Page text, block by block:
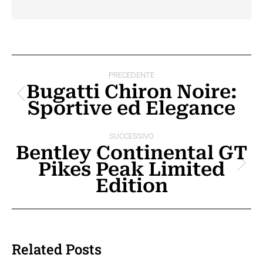
tra
PRECEDENTE
Post
precedente:
Bugatti Chiron Noire:
Sportive ed Elegance
SUCCESSIVO
Prossimo
post:
Bentley Continental GT
Pikes Peak Limited
Edition
Related Posts